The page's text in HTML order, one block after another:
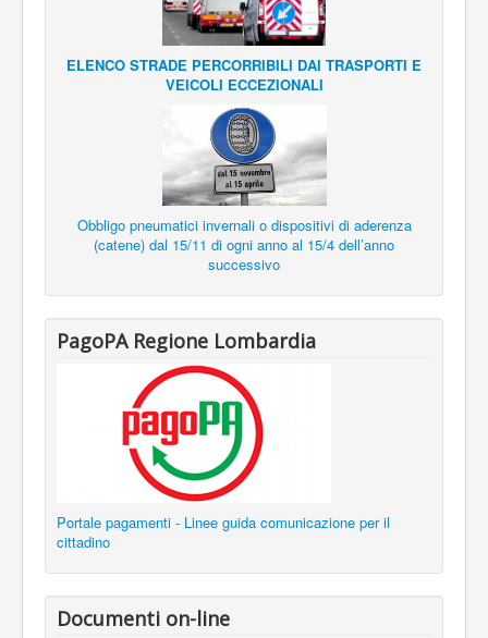
ELENCO STRADE PERCORRIBILI DAI TRASPORTI E
VEICOLI ECCEZIONALI
Obbligo pneumatici invernali o dispositivi di aderenza
(catene) dal 15/11 di ogni anno al 15/4 dell’anno
successivo
PagoPA Regione Lombardia
Portale pagamenti - Linee guida comunicazione per il
cittadino
Documenti on-line